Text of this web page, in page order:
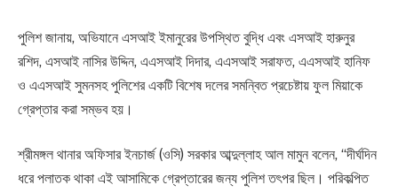
পুলিশ জানায়, অভিযানে এসআই ইমানুরের উপস্থিত বুদ্ধি এবং এসআই হারুনুর
রশিদ, এসআই নাসির উদ্দিন, এএসআই দিদার, এএসআই সরাফত, এএসআই হানিফ
ও এএসআই সুমনসহ পুলিশের একটি বিশেষ দলের সমন্বিত প্রচেষ্টায় ফুল মিয়াকে
গ্রেপ্তার করা সম্ভব হয়।
শ্রীমঙ্গল থানার অফিসার ইনচার্জ (ওসি) সরকার আব্দুল্লাহ আল মামুন বলেন, “দীর্ঘদিন
ধরে পলাতক থাকা এই আসামিকে গ্রেপ্তারের জন্য পুলিশ তৎপর ছিল। পরিকল্পিত